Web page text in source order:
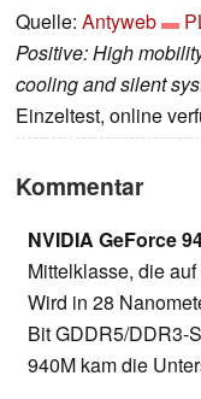
Quelle: Antyweb
Positive: High
cooling and silent
Einzeltest, online
Kommentar
NVIDIA GeForce
Mittelklasse, die
Wird in 28
Bit GDDR5/DDR3-
940M kam die